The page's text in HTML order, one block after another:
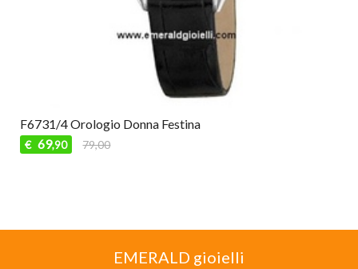
F6731/4 Orologio Donna Festina
€ 69,90 79,00
EMERALD gioielli